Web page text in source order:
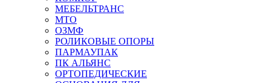
МЕБЕЛЬТРАНС
MTO
ОЗМФ
РОЛИКОВЫЕ ОПОРЫ
ПАРМАУПАК
ПК АЛЬЯНС
ОРТОПЕДИЧЕСКИЕ